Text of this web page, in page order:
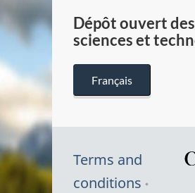
Dépôt ouvert des
sciences et
Français
Terms and
conditions